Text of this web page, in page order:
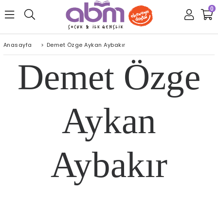
0
Anasayfa > Demet Özge Aykan Aybakır
Demet Özge
Aykan
Aybakır